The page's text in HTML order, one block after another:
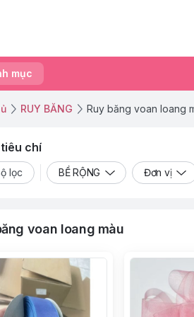
mục
RUY BĂNG Ruy băng voan loang
chí
lọc BỀ RỘNG Đơn vị
voan loang màu